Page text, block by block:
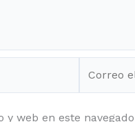
web en este